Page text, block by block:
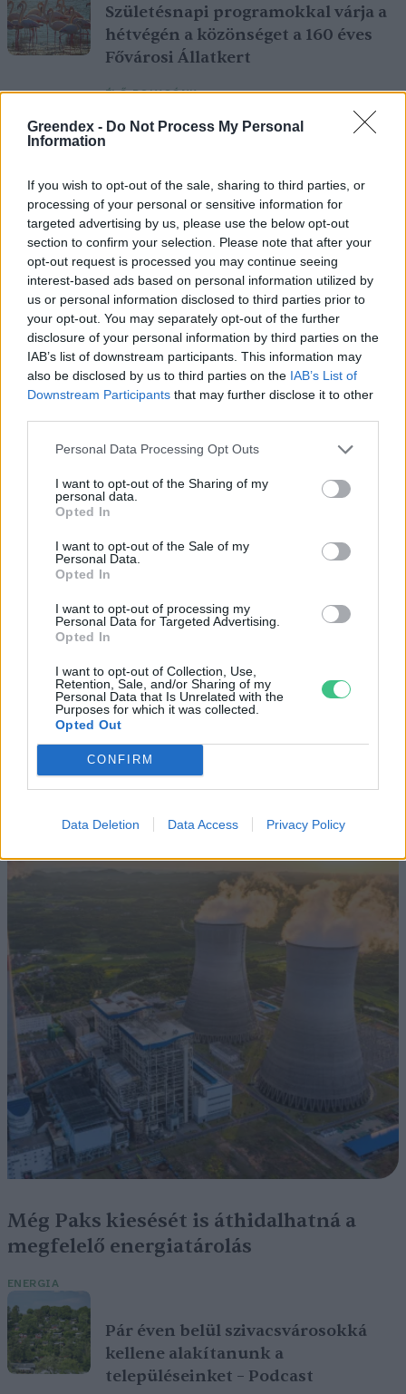
Greendex - Do Not Process My Personal
Information
If you wish to opt-out of the sale, sharing to third parties, or
processing of your personal or sensitive information for
targeted advertising by us, please use the below opt-out
section to confirm your selection. Please note that after your
opt-out request is processed you may continue seeing
interest-based ads based on personal information utilized by
us or personal information disclosed to third parties prior to
your opt-out. You may separately opt-out of the further
disclosure of your personal information by third parties on the
IAB’s list of downstream participants. This information may
also be disclosed by us to third parties on the IAB’s List of
Downstream Participants that may further disclose it to other
Personal Data Processing Opt Outs
I want to opt-out of the Sharing of my
personal data.
Opted In
I want to opt-out of the Sale of my
Personal Data.
Opted In
I want to opt-out of processing my
Personal Data for Targeted Advertising.
Opted In
I want to opt-out of Collection, Use,
Retention, Sale, and/or Sharing of my
Personal Data that Is Unrelated with the
Purposes for which it was collected.
Opted Out
CONFIRM
Data Deletion Data Access Privacy Policy
Születésnapi programokkal várja a
hétvégén a közönséget a 160 éves
Fővárosi Állatkert
ÉLŐ BOLYGÓNK
Szedd magad őszibarack: itt vannak
SZEMLE
elektromos repülőjáratok Európában
Történelmi aszály sújtja Nagy-
Britanniát is
Elképesztő felvétel mutatja meg,
mekkora a különbség az áradó és a
kiszáradó Duna között
Még Paks kiesését is áthidalhatná a
megfelelő energiatárolás
ENERGIA
Pár éven belül szivacsvárosokká
kellene alakítanunk a
településeinket – Podcast